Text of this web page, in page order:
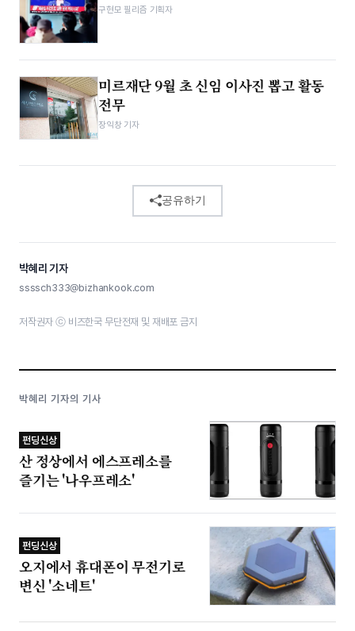
구현모 필리즘 기획자
미르재단 9월 초 신임 이사진 뽑고 활동
전무
장익창 기자
공유하기
박혜리 기자
ssssch333@bizhankook.com
저작권자 ⓒ 비즈한국 무단전재 및 재배포 금지
박혜리 기자의 기사
펀딩신상
산 정상에서 에스프레소를
즐기는 '나우프레소'
펀딩신상
오지에서 휴대폰이 무전기로
변신 '소네트'